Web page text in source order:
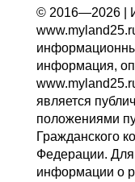
© 2016—2026 |
информация,
является
положениями
Гражданского
Федерации.
информации о